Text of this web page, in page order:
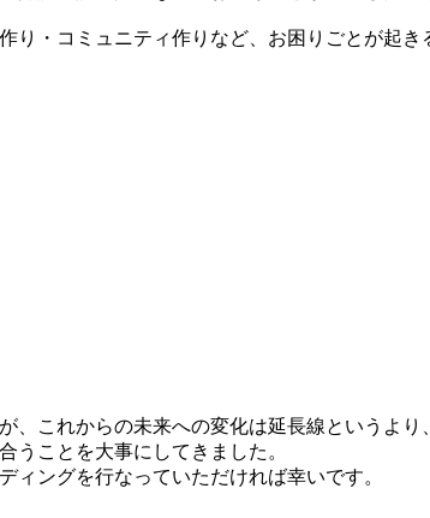
・コミュニティ作りなど、お困りごとが起き
これからの未来への変化は延長線というより
うことを大事にしてきました。
ングを行なっていただければ幸いです。